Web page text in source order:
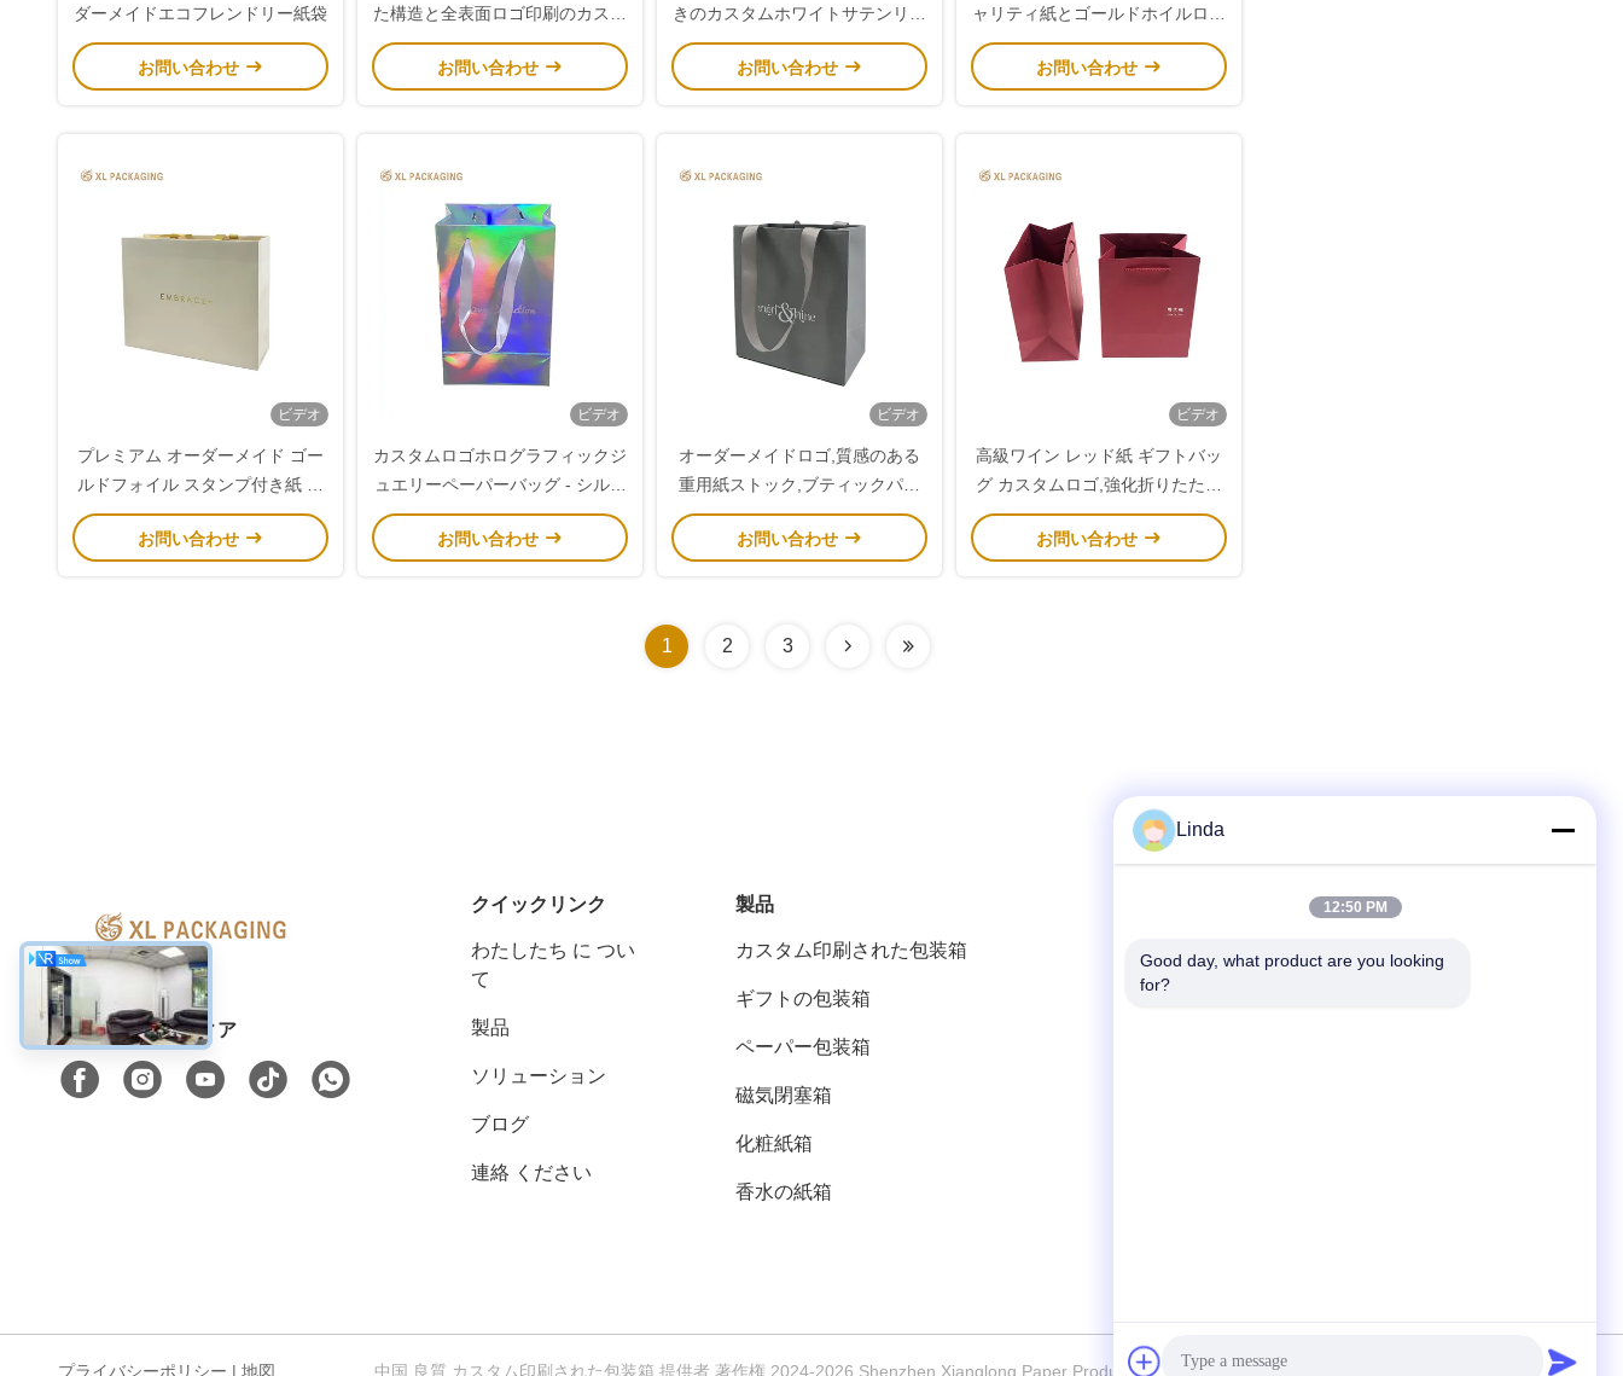
ダーメイドエコフレンドリー紙袋
お問い合わせ
た構造と全表面ロゴ印刷のカスタ
ムマットブラック衣料紙袋
お問い合わせ
きのカスタムホワイトサテンリボ
ンハンドル紙ショッピングバッグ
お問い合わせ
ャリティ紙とゴールドホイルロゴ
印刷
お問い合わせ
ビデオ
プレミアム オーダーメイド ゴー
ルドフォイル スタンプ付き紙 ギ
フトバッグ サテン リボン ハンド
ルと強化 折りたたまれたトップ
お問い合わせ
ビデオ
カスタムロゴホログラフィックジ
ュエリーペーパーバッグ - シルバ
ーホイルギフトバッグ
お問い合わせ
ビデオ
オーダーメイドロゴ,質感のある
重用紙ストック,ブティックパッ
ケージ用のリブ付布のハンドル付
きの豪華灰色の紙プレゼントバッ
お問い合わせ
ビデオ
高級ワイン レッド紙 ギフトバッ
グ カスタムロゴ,強化折りたたま
れた底,プレミアムショッピング
とギフトパッケージングのための
お問い合わせ
1 2 3
ソーシャル メディア
クイックリンク
わたしたち に つい
て
製品
ソリューション
ブログ
連絡 ください
製品
カスタム印刷された包装箱
ギフトの包装箱
ペーパー包装箱
磁気閉塞箱
化粧紙箱
香水の紙箱
テレ
プライバシーポリシー | 地図 中国 良質 カスタム印刷された包装箱 提供者 著作権 2024-2026 Shenzhen Xianglong Paper Product & Packaging Co., Ltd. すべての権利は保護されています.
Linda
12:50 PM
Good day, what product are you looking
for?